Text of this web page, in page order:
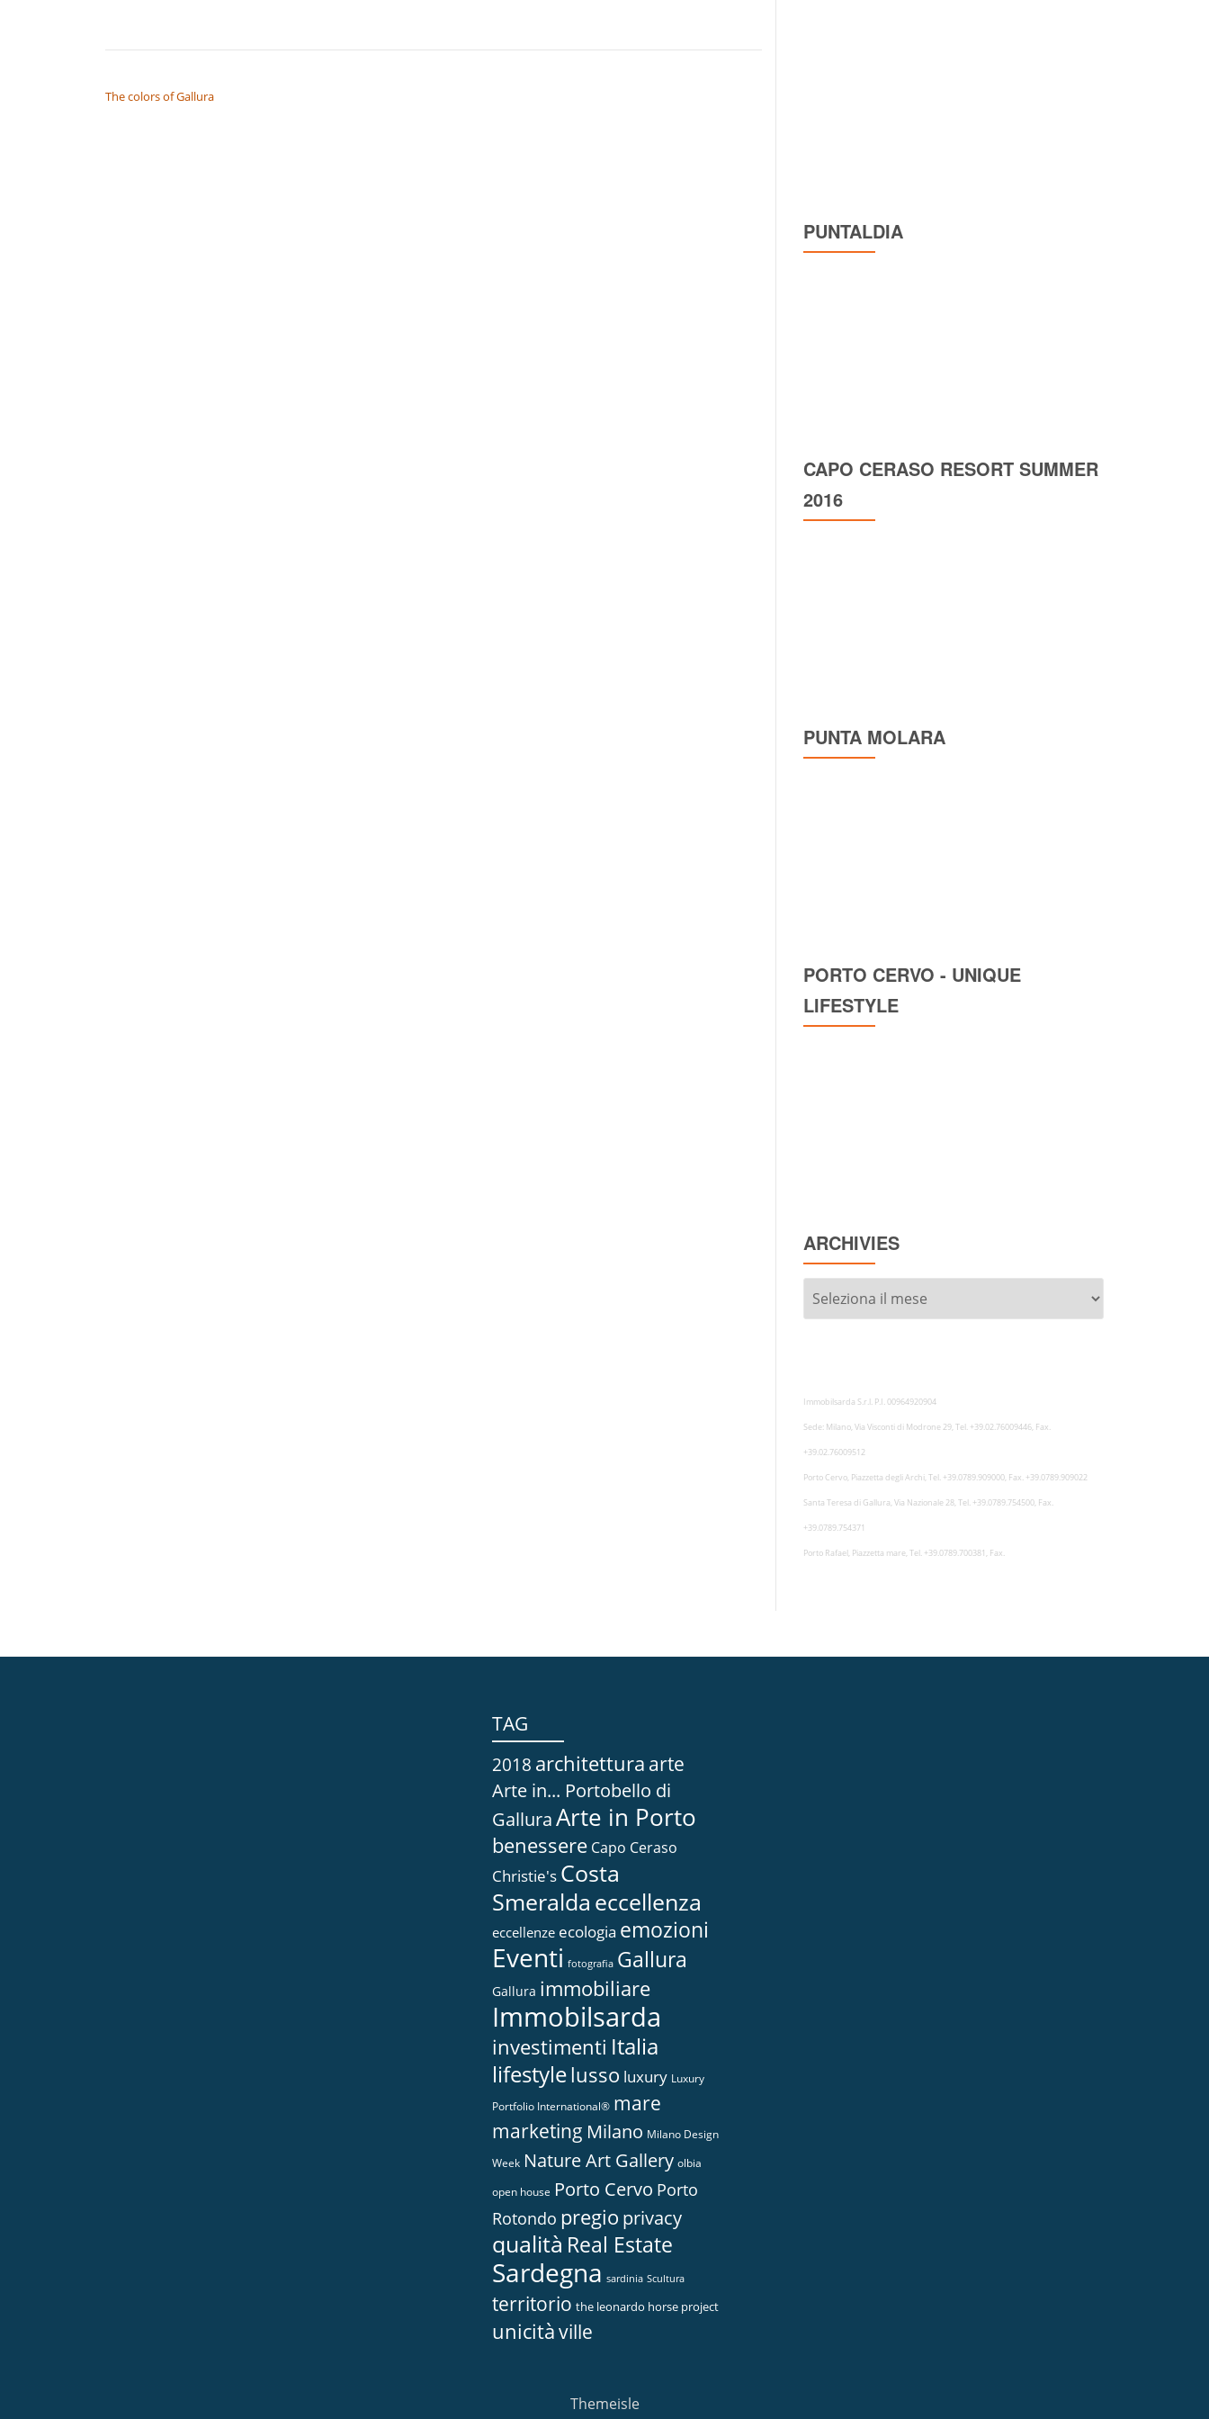
The colors of Gallura
PUNTALDIA
CAPO CERASO RESORT SUMMER
2016
PUNTA MOLARA
PORTO CERVO - UNIQUE
LIFESTYLE
ARCHIVIES
Archivies
Immobilsarda S.r.l. P.I. 00964920904
Sede: Milano, Via Visconti di Modrone 29, Tel. +39.02.76009446, Fax.
+39.02.76009512
Porto Cervo, Piazzetta degli Archi, Tel. +39.0789.909000, Fax. +39.0789.909022
Santa Teresa di Gallura, Via Nazionale 28, Tel. +39.0789.754500, Fax.
+39.0789.754371
Porto Rafael, Piazzetta mare, Tel. +39.0789.700381, Fax.
TAG
2018 architettura arte
Arte in... Portobello di
GalluraArte in Porto
benessere Capo Ceraso
Christie's Costa
Smeralda eccellenza
eccellenze ecologia emozioni
Eventi fotografia Gallura
Gallura immobiliare
Immobilsarda
investimenti Italia
lifestylelusso luxury Luxury
Portfolio International® mare
marketing Milano Milano Design
Week Nature Art Gallery olbia
open house Porto Cervo Porto
Rotondo pregio privacy
qualità Real Estate
Sardegna sardinia Scultura
territorio the leonardo horse project
unicitàville
Themeisle